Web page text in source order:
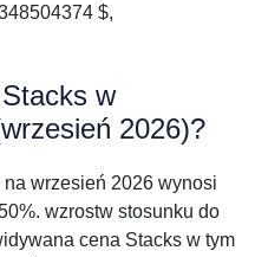
$,
w
2026)?
wrzesień 2026 wynosi
wzrostw stosunku do
cena Stacks w tym